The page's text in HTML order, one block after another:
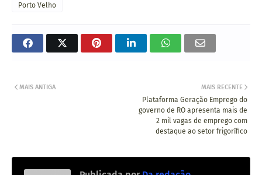
Porto Velho
MAIS RECENTE
Plataforma Geração Emprego do
governo de RO apresenta mais de
2 mil vagas de emprego com
destaque ao setor frigorífico
MAIS ANTIGA